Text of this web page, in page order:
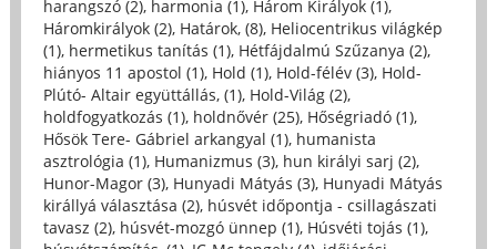
harangszó (2), harmonia (1), Három Királyok (1),
Háromkirályok (2), Határok, (8), Heliocentrikus világkép
(1), hermetikus tanítás (1), Hétfájdalmú Szűzanya (2),
hiányos 11 apostol (1), Hold (1), Hold-félév (3), Hold-
Plútó- Altair együttállás, (1), Hold-Világ (2),
holdfogyatkozás (1), holdnővér (25), Hőségriadó (1),
Hősök Tere- Gábriel arkangyal (1), humanista
asztrológia (1), Humanizmus (3), hun királyi sarj (2),
Hunor-Magor (3), Hunyadi Mátyás (3), Hunyadi Mátyás
királlyá választása (2), húsvét időpontja - csillagászati
tavasz (2), húsvét-mozgó ünnep (1), Húsvéti tojás (1),